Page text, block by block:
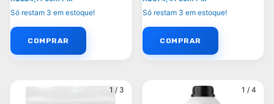
Só restam 3 em estoque!
Só restam 3 em estoque!
1 / 3 1 / 4